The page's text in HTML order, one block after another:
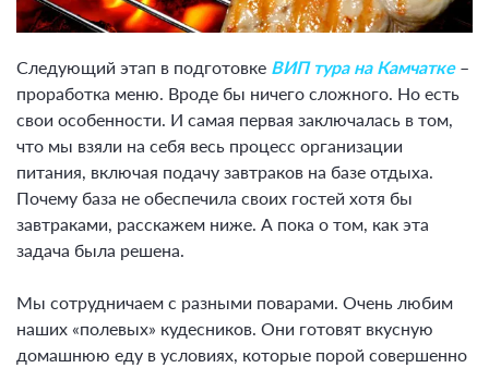
Следующий этап в подготовке ВИП тура на Камчатке–
проработка меню. Вроде бы ничего сложного. Но есть
свои особенности. И самая первая заключалась в том,
что мы взяли на себя весь процесс организации
питания, включая подачу завтраков на базе отдыха.
Почему база не обеспечила своих гостей хотя бы
завтраками, расскажем ниже. А пока о том, как эта
задача была решена.
Мы сотрудничаем с разными поварами. Очень любим
наших «полевых» кудесников. Они готовят вкусную
домашнюю еду в условиях, которые порой совершенно